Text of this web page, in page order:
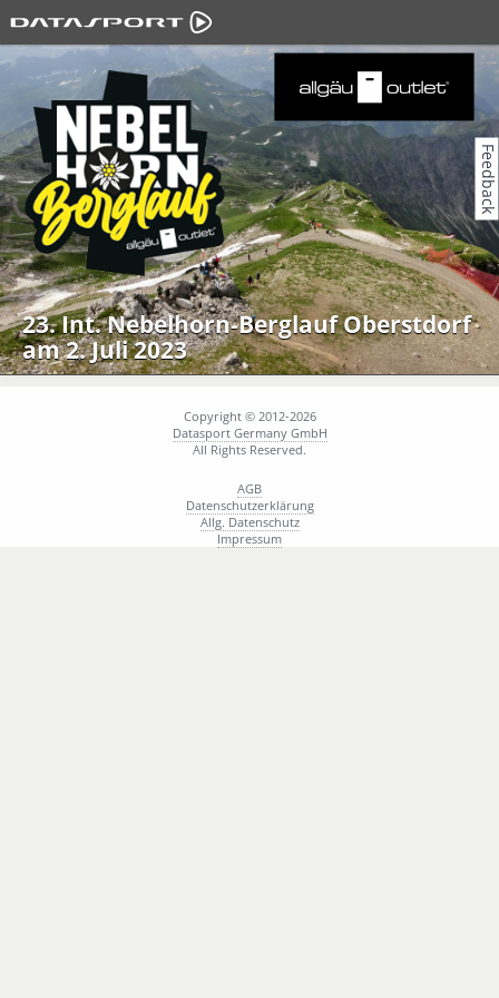
23. Int. Nebelhorn-Berglauf Oberstdorf
am 2. Juli 2023
Copyright © 2012-2026
Datasport Germany GmbH
All Rights Reserved.
AGB
Datenschutzerklärung
Allg. Datenschutz
Impressum
Feedback